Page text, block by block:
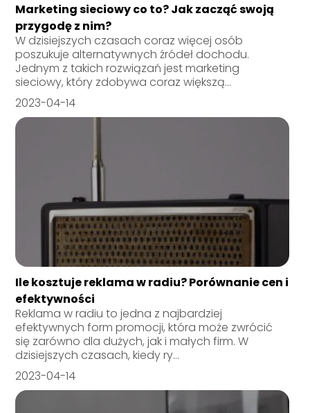
Marketing sieciowy co to? Jak zacząć swoją
przygodę z nim?
W dzisiejszych czasach coraz więcej osób
poszukuje alternatywnych źródeł dochodu.
Jednym z takich rozwiązań jest marketing
sieciowy, który zdobywa coraz większą...
2023-04-14
Ile kosztuje reklama w radiu? Porównanie cen i
efektywności
Reklama w radiu to jedna z najbardziej
efektywnych form promocji, która może zwrócić
się zarówno dla dużych, jak i małych firm. W
dzisiejszych czasach, kiedy ry...
2023-04-14